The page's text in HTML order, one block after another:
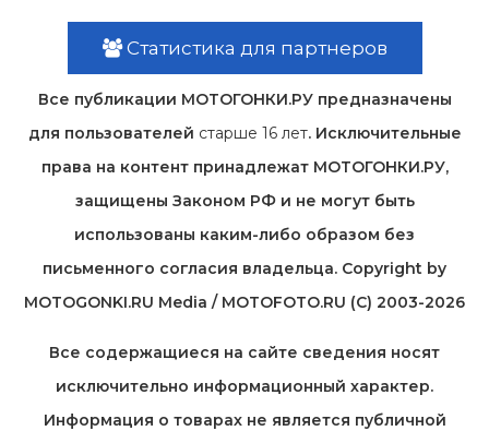
Статистика для партнеров
Все публикации МОТОГОНКИ.РУ предназначены
для пользователей старше 16 лет. Исключительные
права на контент принадлежат МОТОГОНКИ.РУ,
защищены Законом РФ и не могут быть
использованы каким-либо образом без
письменного согласия владельца. Copyright by
MOTOGONKI.RU Media / MOTOFOTO.RU (C) 2003-2026
Все содержащиеся на cайте сведения носят
исключительно информационный характер.
Информация о товарах не является публичной